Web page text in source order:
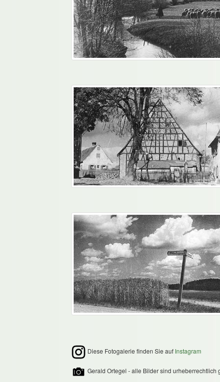
Diese Fotogalerie finden Sie auf Instagram
Gerald Ortegel - alle Bilder sind urheberrechtlich